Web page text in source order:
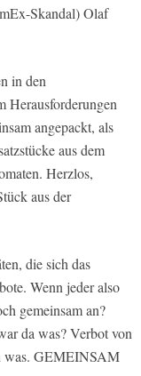
Skandal) Olaf
in den
Herausforderungen
angepackt, als
aus dem
Herzlos,
aus der
die sich das
Wenn jeder also
gemeinsam an?
da was? Verbot von
was. GEMEINSAM